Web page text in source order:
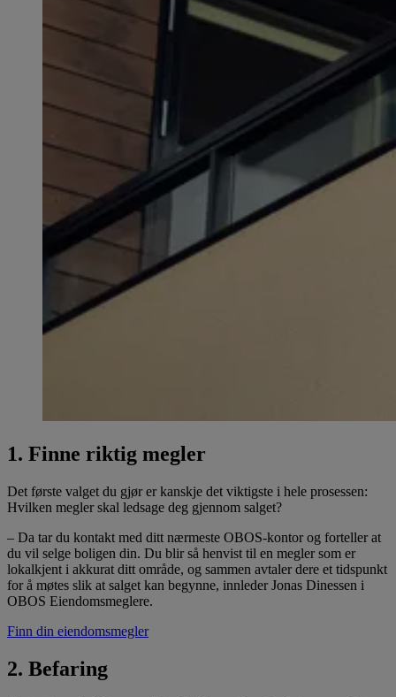
1. Finne riktig megler
Det første valget du gjør er kanskje det viktigste i hele prosessen:
Hvilken megler skal ledsage deg gjennom salget?
– Da tar du kontakt med ditt nærmeste OBOS-kontor og forteller at
du vil selge boligen din. Du blir så henvist til en megler som er
lokalkjent i akkurat ditt område, og sammen avtaler dere et tidspunkt
for å møtes slik at salget kan begynne, innleder Jonas Dinessen i
OBOS Eiendomsmeglere.
Finn din eiendomsmegler
2. Befaring